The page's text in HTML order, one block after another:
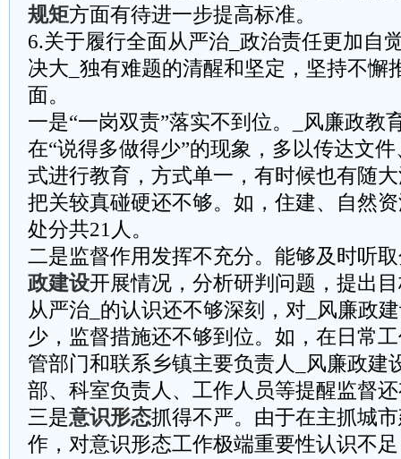
规矩方面有待进一步提高标准。
6.关于履行全面从严治_政治责任更加自
决大_独有难题的清醒和坚定，坚持不懈
面。
一是“一岗双责”落实不到位。_风廉政教
在“说得多做得少”的现象，多以传达文
式进行教育，方式单一，有时候也有随
把关较真碰硬还不够。如，住建、自然
处分共21人。
二是监督作用发挥不充分。能够及时听
政建设开展情况，分析研判问题，提出
从严治_的认识还不够深刻，对_风廉政
少，监督措施还不够到位。如，在日常
管部门和联系乡镇主要负责人_风廉政建
部、科室负责人、工作人员等提醒监督
三是意识形态抓得不严。由于在主抓城
作，对意识形态工作极端重要性认识不